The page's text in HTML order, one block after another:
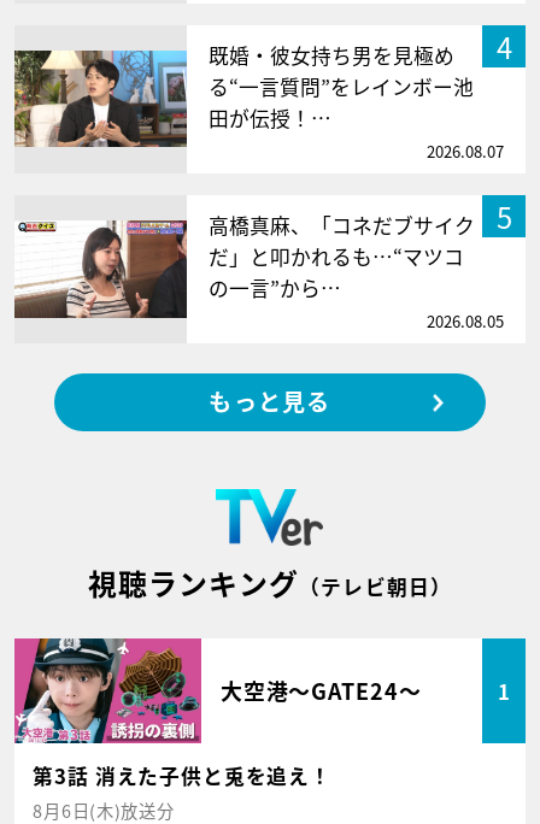
4
既婚・彼女持ち男を見極め
る“一言質問”をレインボー池
田が伝授！…
2026.08.07
5
高橋真麻、「コネだブサイク
だ」と叩かれるも…“マツコ
の一言”から…
2026.08.05
もっと見る
視聴ランキング （テレビ朝日）
大空港～GATE24～ 1
第3話 消えた子供と兎を追え！
8月6日(木)放送分